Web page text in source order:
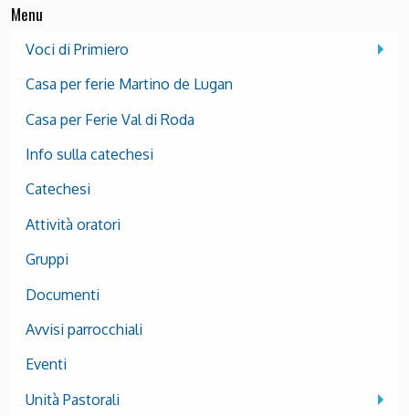
Menu
Voci di Primiero
Casa per ferie Martino de Lugan
Casa per Ferie Val di Roda
Info sulla catechesi
Catechesi
Attività oratori
Gruppi
Documenti
Avvisi parrocchiali
Eventi
Unità Pastorali